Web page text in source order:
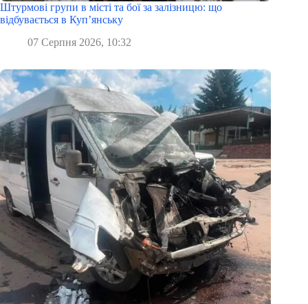
Штурмові групи в місті та бої за залізницю: що
відбувається в Куп’янську
07 Серпня 2026, 10:32